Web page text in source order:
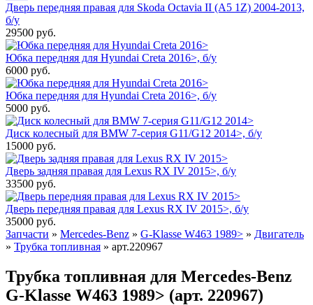
Дверь передняя правая для Skoda Octavia II (A5 1Z) 2004-2013,
б/у
29500 руб.
Юбка передняя для Hyundai Creta 2016>, б/у
6000 руб.
Юбка передняя для Hyundai Creta 2016>, б/у
5000 руб.
Диск колесный для BMW 7-серия G11/G12 2014>, б/у
15000 руб.
Дверь задняя правая для Lexus RX IV 2015>, б/у
33500 руб.
Дверь передняя правая для Lexus RX IV 2015>, б/у
35000 руб.
Запчасти » Mercedes-Benz » G-Klasse W463 1989> » Двигатель
» Трубка топливная » арт.220967
Трубка топливная для Mercedes-Benz
G-Klasse W463 1989> (арт. 220967)